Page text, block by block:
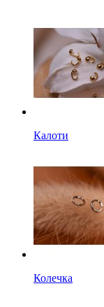
Калоти
Колечка